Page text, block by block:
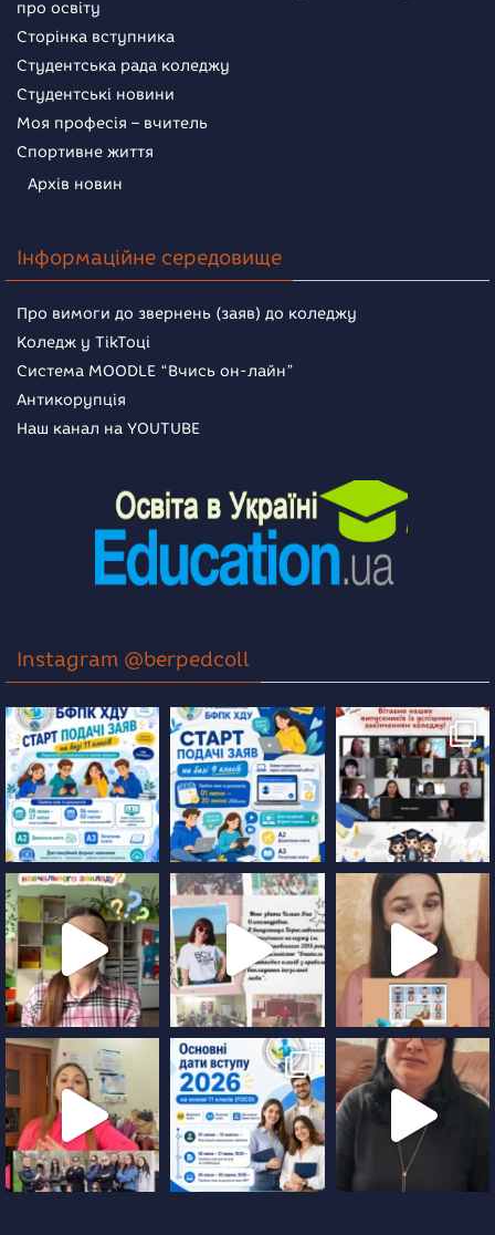
про освіту
Сторінка вступника
Студентська рада коледжу
Студентські новини
Моя професія – вчитель
Спортивне життя
Архів новин
Інформаційне середовище
Про вимоги до звернень (заяв) до коледжу
Коледж у TikToці
Система MOODLE “Вчись он-лайн”
Антикорупція
Наш канал на YOUTUBE
Instagram @berpedcoll